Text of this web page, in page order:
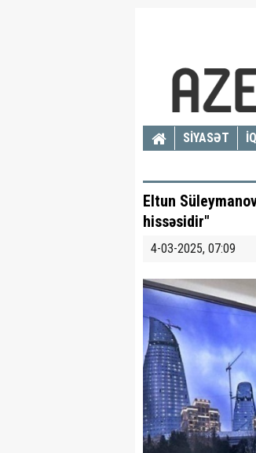
SİYASƏT
Eltun
hissəsidir"
4-03-2025, 07:09